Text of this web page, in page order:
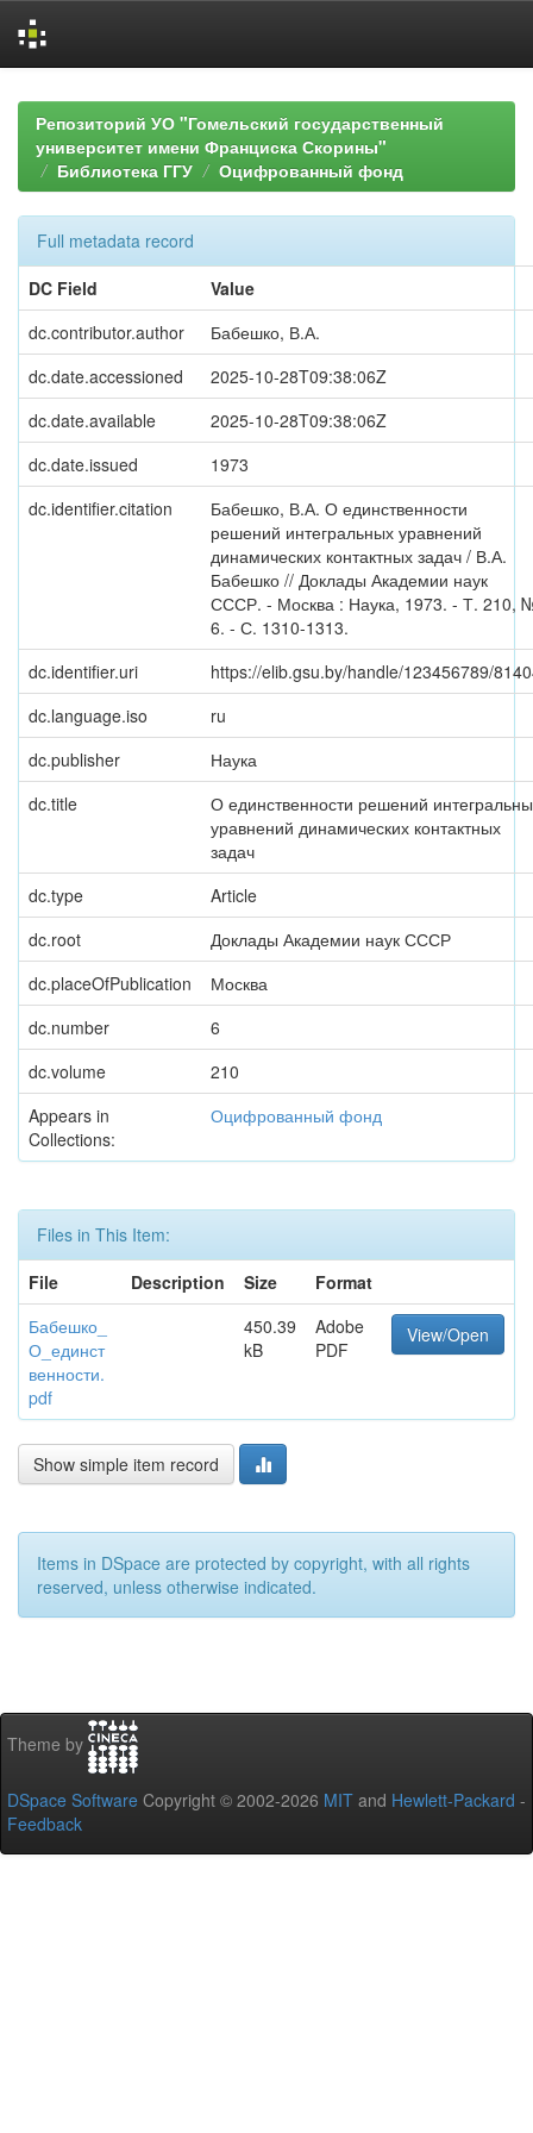
navigationРепозиторий УО "Гомельский государственный
университет имени Франциска Скорины"
Библиотека ГГУ
Оцифрованный фонд
Full metadata record
DC Field
Value
dc.contributor.author
Бабешко, В.А.
dc.date.accessioned
2025-10-28T09:38:06Z
dc.date.available
2025-10-28T09:38:06Z
dc.date.issued
1973
dc.identifier.citation
Бабешко, В.А. О единственности
решений интегральных уравнений
динамических контактных задач / В.А.
Бабешко // Доклады Академии наук
СССР. - Москва : Наука, 1973. - Т. 210,
6. - С. 1310-1313.
dc.identifier.uri
https://elib.gsu.by/handle/123456789/
dc.language.iso
ru
dc.publisher
Наука
dc.title
О единственности решений
уравнений динамических контактных
задач
dc.type
Article
dc.root
Доклады Академии наук СССР
dc.placeOfPublication
Москва
dc.number
6
dc.volume
210
Appears in
Collections:
Оцифрованный фонд
Files in This Item:
File
Description Size
Format
Бабешко_
О_единст
венности.
pdf
450.39
kB
Adobe
PDF
View/Open
Show simple item record
Items in DSpace are protected by copyright, with all rights
reserved, unless otherwise indicated.
Theme by
DSpace Software Copyright © 2002-2026 MIT and Hewlett-Packard -
Feedback